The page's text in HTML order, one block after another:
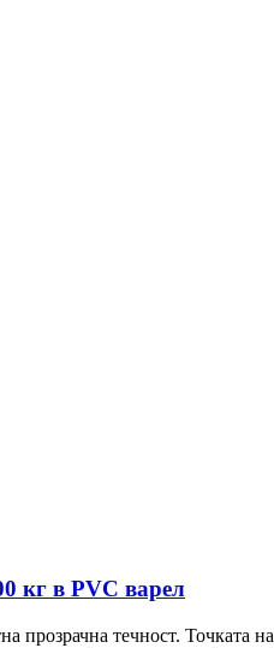
кг в PVC варел
прозрачна течност. Точката на